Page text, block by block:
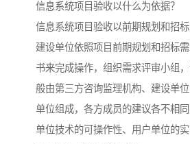
信息系统项目验收以什么为依据？
信息系统项目验收以前期规划和招
建设单位依照项目前期规划和招标
书来完成操作，组织需求评审小组
般由第三方咨询监理机构、建设单
单位组成，各方成员的建议各不相
单位技术的可操作性、用户单位的